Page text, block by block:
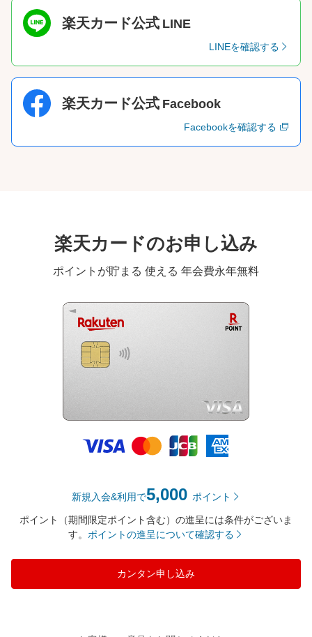
楽天カード公式 LINE
LINEを確認する
楽天カード公式 Facebook
Facebookを確認する
楽天カードのお申し込み
ポイントが貯まる 使える 年会費永年無料
新規入会&利用で5,000 ポイント
ポイント（期間限定ポイント含む）の進呈には条件がございま
す。 ポイントの進呈について確認する
カンタン申し込み